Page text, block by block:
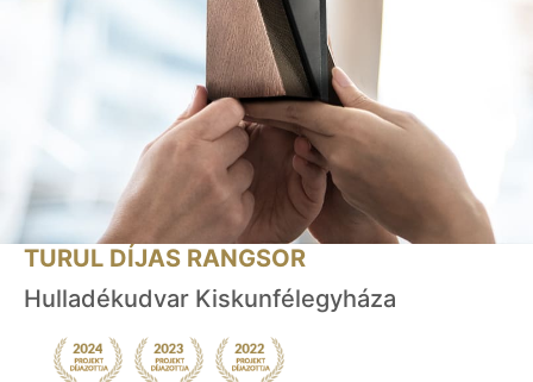
TURUL DÍJAS RANGSOR
Hulladékudvar Kiskunfélegyháza